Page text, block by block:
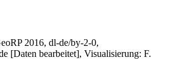
2016, dl-de/by-2-0,
[Daten bearbeitet], Visualisierung: F.